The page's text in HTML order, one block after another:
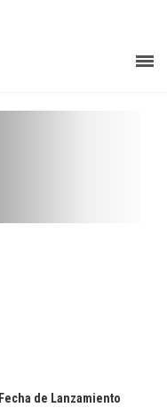
Fecha de Lanzamiento